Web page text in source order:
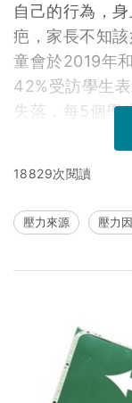
自己的行為，
疤，家長不知
童會於2019年
42%受訪學生
失落，每5個學
18829次閱讀
壓力來源 壓力